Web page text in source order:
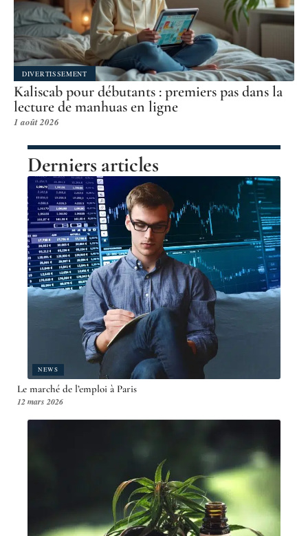
DIVERTISSEMENT
Kaliscab pour débutants : premiers pas dans la
lecture de manhuas en ligne
1 août 2026
Derniers articles
NEWS
Le marché de l’emploi à Paris
12 mars 2026